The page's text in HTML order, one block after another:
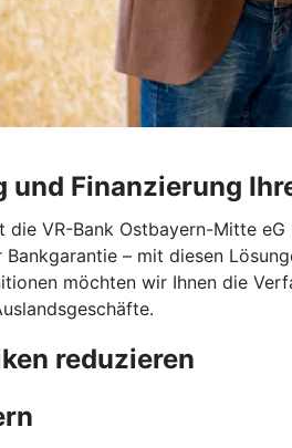
Finanzierung
VR-Bank Ostbayern-Mitte
– mit diesen
möchten wir Ihnen die
reduzieren